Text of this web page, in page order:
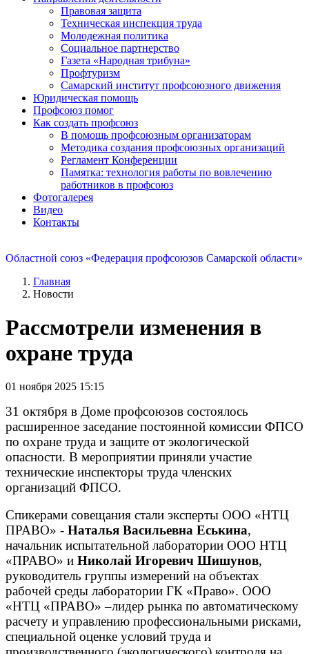
Правовая защита
Техническая инспекция труда
Молодежная политика
Социальное партнерство
Газета «Народная трибуна»
Профтуризм
Самарский институт профсоюзного движения
Юридическая помощь
Профсоюз помог
Как создать профсоюз
В помощь профсоюзным организаторам
Методика создания профсоюзных организаций
Регламент Конференции
Памятка: технология работы по вовлечению
работников в профсоюз
Фотогалерея
Видео
Контакты
Областной союз «Федерация профсоюзов Самарской области»
Главная
Новости
Рассмотрели изменения в
охране труда
01 ноября 2025 15:15
31 октября в Доме профсоюзов состоялось
расширенное заседание постоянной комиссии ФПСО
по охране труда и защите от экологической
опасности. В мероприятии приняли участие
технические инспекторы труда членских
организаций ФПСО.
​Спикерами совещания стали эксперты ООО «НТЦ
ПРАВО» - Наталья Васильевна Еськина,
начальник испытательной лаборатории ООО НТЦ
«ПРАВО» и Николай Игоревич Шишунов,
руководитель группы измерений на объектах
рабочей среды лаборатории ГК «Право». ООО
«НТЦ «ПРАВО» –лидер рынка по автоматическому
расчету и управлению профессиональными рисками,
специальной оценке условий труда и